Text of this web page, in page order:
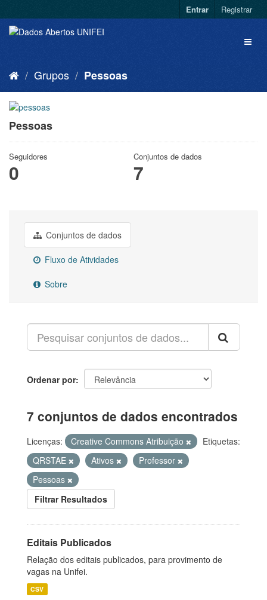
Entrar Registrar
Grupos Pessoas
Pessoas
Seguidores
0
Conjuntos de dados
7
Conjuntos de dados
Fluxo de Atividades
Sobre
Ordenar por
7 conjuntos de dados encontrados
Licenças: Creative Commons Atribuição
Etiquetas:
QRSTAE
Ativos
Professor
Pessoas
Filtrar Resultados
Editais Publicados
Relação dos editais publicados, para provimento de
vagas na Unifei.
CSV